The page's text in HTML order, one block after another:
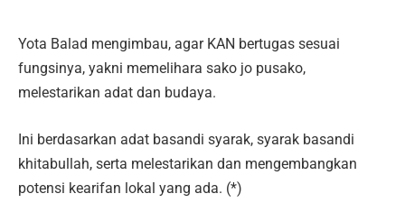
Yota Balad mengimbau, agar KAN bertugas sesuai
fungsinya, yakni memelihara sako jo pusako,
melestarikan adat dan budaya.
Ini berdasarkan adat basandi syarak, syarak basandi
khitabullah, serta melestarikan dan mengembangkan
potensi kearifan lokal yang ada. (*)